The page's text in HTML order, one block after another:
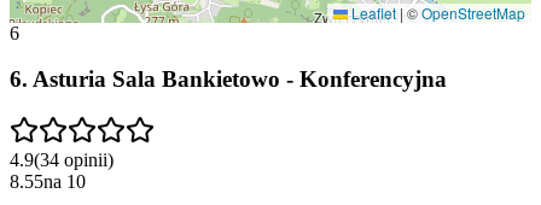
Leaflet|©OpenStreetMap
6
6. Asturia Sala Bankietowo - Konferencyjna
4.9(34 opinii)
8.55na 10